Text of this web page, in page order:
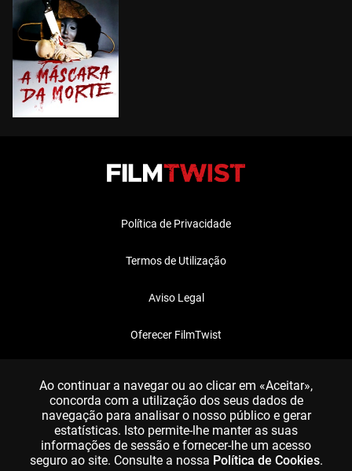
Política de Privacidade
Termos de Utilização
Aviso Legal
Oferecer FilmTwist
Ao continuar a navegar ou ao clicar em «Aceitar»,
concorda com a utilização dos seus dados de
navegação para analisar o nosso público e gerar
estatísticas. Isto permite-lhe manter as suas
informações de sessão e fornecer-lhe um acesso
seguro ao site. Consulte a nossa Política de Cookies.